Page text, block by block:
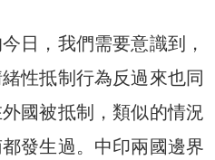
日，我們需要意識到，
性抵制行為反過來也同
國被抵制，類似的情況
發生過。中印兩國邊界